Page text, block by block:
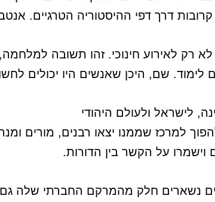
קרובות דרך דפי ההיסטוריה הטרגיים.
רק לאירוע חינוכי. זהו תשובה
לימוד. שם, היכן שאנשים היו יכולים
לישראל ולעולם היהודי
למרכז שממנו יצאו רבנים, מורים
וישמרו על הקשר בין הדורות.
נשארים חלק מהמרקם החברתי שלה